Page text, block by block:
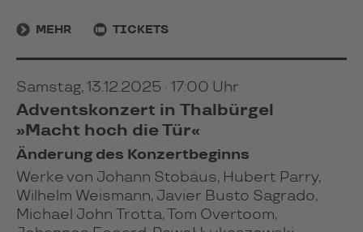
MEHR TICKETS
Samstag, 13.12.2025 · 17:00 Uhr
Adventskonzert in Thalbürgel
»Macht hoch die Tür«
Änderung des Konzertbeginns
Werke von Johann Stobäus, Hubert Parry,
Wilhelm Weismann, Javier Busto Sagrado,
Michael John Trotta, Tom Overtoom,